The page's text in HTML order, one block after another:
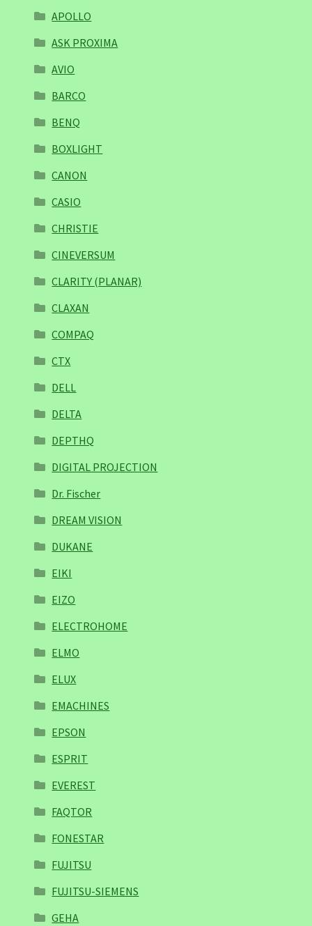
APOLLO
ASK PROXIMA
AVIO
BARCO
BENQ
BOXLIGHT
CANON
CASIO
CHRISTIE
CINEVERSUM
CLARITY (PLANAR)
CLAXAN
COMPAQ
CTX
DELL
DELTA
DEPTHQ
DIGITAL PROJECTION
Dr. Fischer
DREAM VISION
DUKANE
EIKI
EIZO
ELECTROHOME
ELMO
ELUX
EMACHINES
EPSON
ESPRIT
EVEREST
FAQTOR
FONESTAR
FUJITSU
FUJITSU-SIEMENS
GEHA